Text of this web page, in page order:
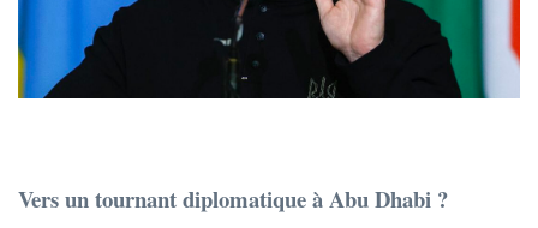
Vers un tournant diplomatique à Abu Dhabi ?